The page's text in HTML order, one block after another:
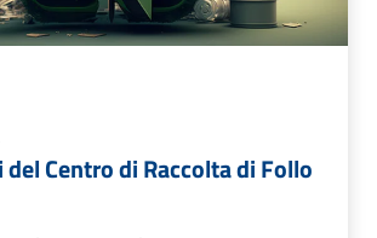
Centro di Raccolta di Follo